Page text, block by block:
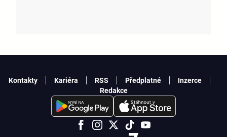
Kontakty Kariéra RSS Předplatné
Inzerce
Redakce